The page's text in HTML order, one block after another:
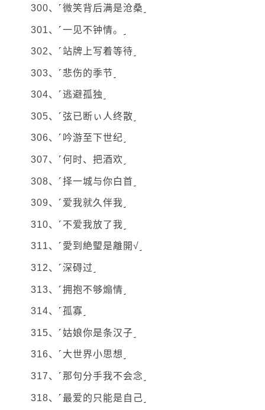
300、˹微笑背后满是沧桑˼
301、˹一见不钟情。˼
302、˹站牌上写着等待˼
303、˹悲伤的季节˼
304、˹逃避孤独˼
305、˹弦已断ぃ人终散˼
306、˹吟游至下世纪˼
307、˹何时、把酒欢˼
308、˹择一城与你白首˼
309、˹爱我就久伴我˼
310、˹不爱我放了我˼
311、˹愛到絶朢是離開√˼
312、˹深碍过˼
313、˹拥抱不够煽情˼
314、˹孤寡˼
315、˹姑娘你是条汉子˼
316、˹大世界小思想˼
317、˹那句分手我不会念˼
318、˹最爱的只能是自己˼